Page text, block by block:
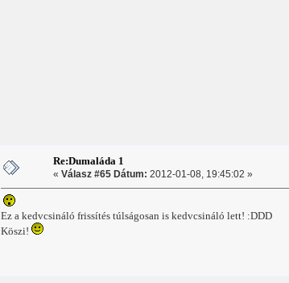
Re:Dumaláda 1
« Válasz #65 Dátum: 2012-01-08, 19:45:02 »
Ez a kedvcsináló frissítés túlságosan is kedvcsináló lett! :DDD
Köszi!